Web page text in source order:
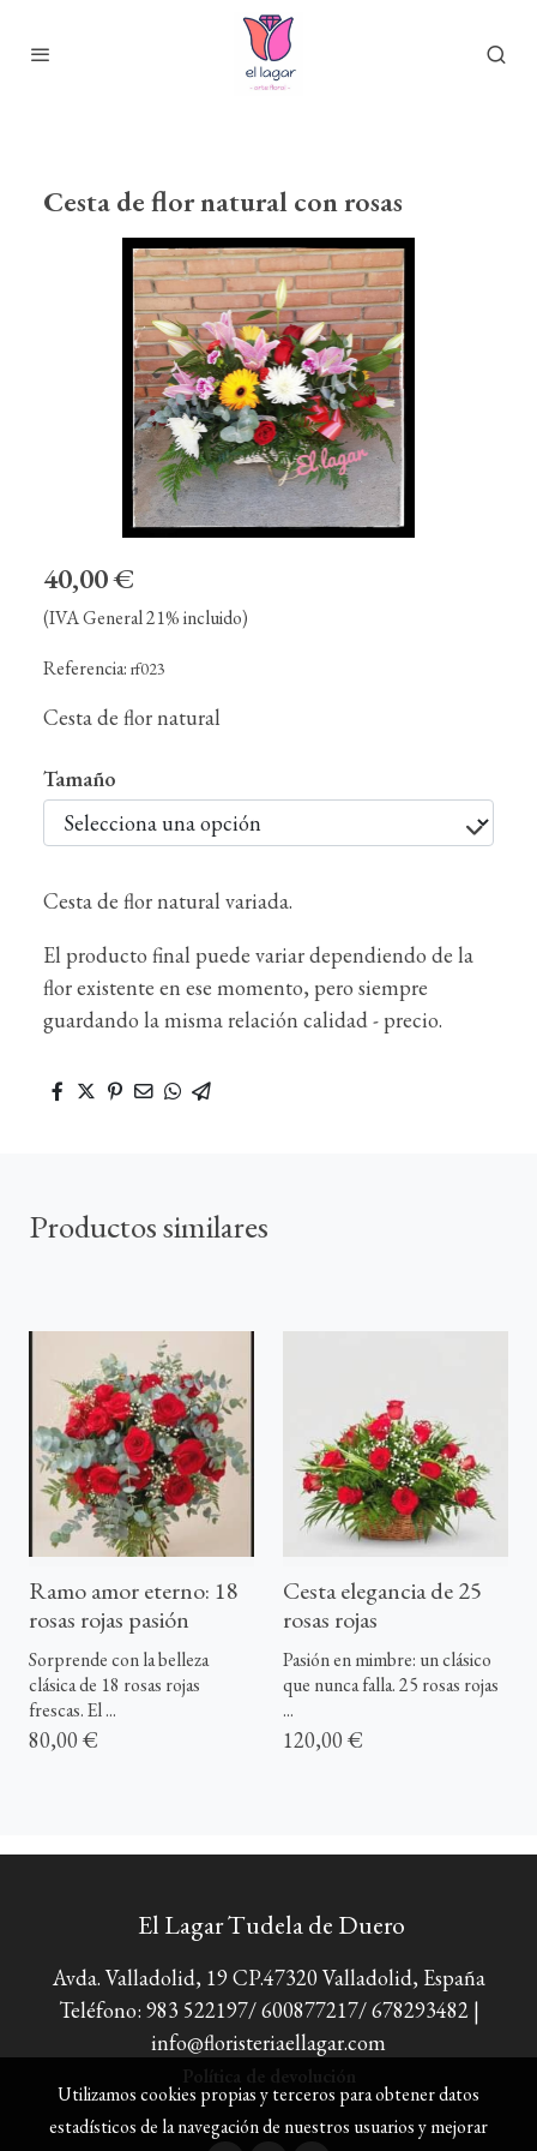
Cesta de flor natural con rosas
40,00 €
(IVA General 21% incluido)
Referencia: rf023
Cesta de flor natural
Tamaño
Cesta de flor natural variada.
El producto final puede variar dependiendo de la
flor existente en ese momento, pero siempre
guardando la misma relación calidad - precio.
Productos similares
Ramo amor eterno: 18
rosas rojas pasión
Sorprende con la belleza
clásica de 18 rosas rojas
frescas. El ...
80,00 €
Cesta elegancia de 25
rosas rojas
Pasión en mimbre: un clásico
que nunca falla. 25 rosas rojas
...
120,00 €
El Lagar Tudela de Duero
Avda. Valladolid, 19 CP.47320 Valladolid, España
Teléfono: 983 522197/ 600877217/ 678293482 |
info@floristeriaellagar.com
Utilizamos cookies propias y terceros para obtener datos
estadísticos de la navegación de nuestros usuarios y mejorar